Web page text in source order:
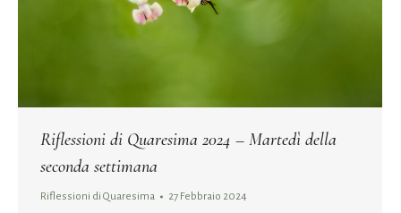
Riflessioni di Quaresima 2024 – Martedì della
seconda settimana
Riflessioni di Quaresima 27 Febbraio 2024